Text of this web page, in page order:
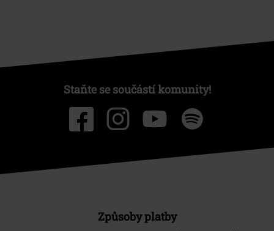
Staňte se součástí komunity!
Způsoby platby